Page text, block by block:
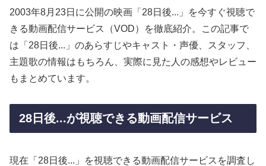
2003年8月23日に公開の映画「28日後...」を今すぐ視聴で
きる動画配信サービス（VOD）を徹底紹介。この記事で
は「28日後...」のあらすじやキャスト・声優、スタッフ、
主題歌の情報はもちろん、実際に見た人の感想やレビュー
もまとめています。
28日後...が視聴できる動画配信サービス
現在「28日後...」を視聴できる動画配信サービスを調査し